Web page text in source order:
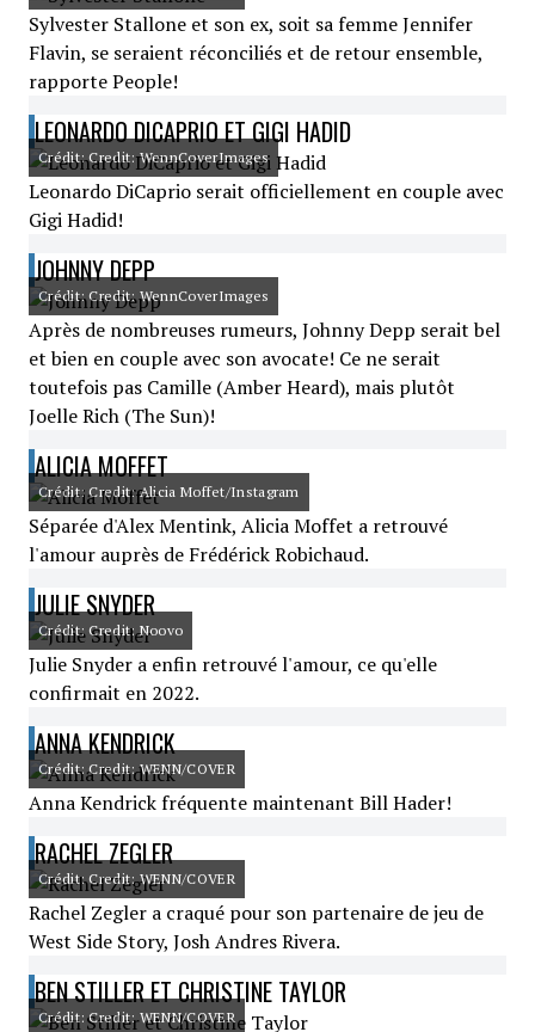
Sylvester Stallone et son ex, soit sa femme Jennifer
Flavin, se seraient réconciliés et de retour ensemble,
rapporte People!
LEONARDO DICAPRIO ET GIGI HADID
Crédit: Credit: WennCoverImages
Leonardo DiCaprio serait officiellement en couple avec
Gigi Hadid!
JOHNNY DEPP
Crédit: Credit: WennCoverImages
Après de nombreuses rumeurs, Johnny Depp serait bel
et bien en couple avec son avocate! Ce ne serait
toutefois pas Camille (Amber Heard), mais plutôt
Joelle Rich (The Sun)!
ALICIA MOFFET
Crédit: Credit: Alicia Moffet/Instagram
Séparée d'Alex Mentink, Alicia Moffet a retrouvé
l'amour auprès de Frédérick Robichaud.
JULIE SNYDER
Crédit: Credit: Noovo
Julie Snyder a enfin retrouvé l'amour, ce qu'elle
confirmait en 2022.
ANNA KENDRICK
Crédit: Credit: WENN/COVER
Anna Kendrick fréquente maintenant Bill Hader!
RACHEL ZEGLER
Crédit: Credit: WENN/COVER
Rachel Zegler a craqué pour son partenaire de jeu de
West Side Story, Josh Andres Rivera.
BEN STILLER ET CHRISTINE TAYLOR
Crédit: Credit: WENN/COVER